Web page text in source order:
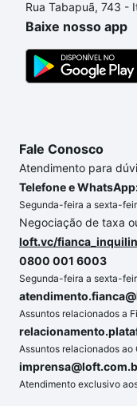
processo de
custa comprar um
gente para
segurança e
Rua Tabapuã, 743 -
Baixe nosso app
Fale Conosco
Atendimento para
Telefone e
Segunda-feira a sexta-
Negociação de taxa
loft.vc/
0800 001 6003
Segunda-feira a sexta-
Assuntos relacionados a
Assuntos relacionados ao
Atendimento exclusivo